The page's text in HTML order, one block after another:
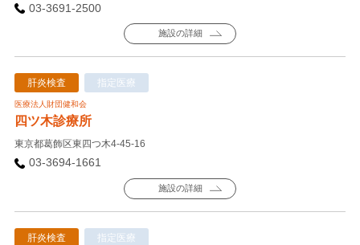
03-3691-2500
施設の詳細
肝炎検査 指定医療
医療法人財団健和会
四ツ木診療所
東京都葛飾区東四つ木4-45-16
03-3694-1661
施設の詳細
肝炎検査 指定医療